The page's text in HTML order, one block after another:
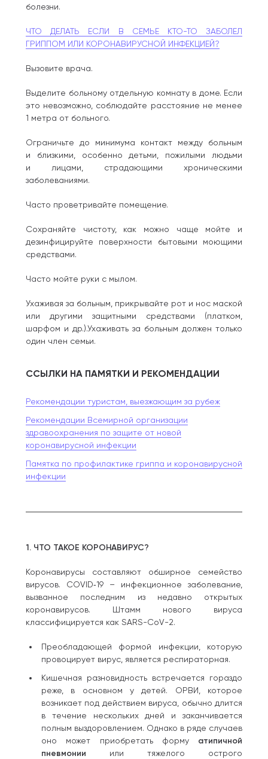
болезни.
ЧТО ДЕЛАТЬ ЕСЛИ В СЕМЬЕ КТО-ТО ЗАБОЛЕЛ
ГРИППОМ ИЛИ КОРОНАВИРУСНОЙ ИНФЕКЦИЕЙ?
Вызовите врача.
Выделите больному отдельную комнату в доме. Если
это невозможно, соблюдайте расстояние не менее
1 метра от больного.
Ограничьте до минимума контакт между больным
и близкими, особенно детьми, пожилыми людьми
и лицами, страдающими хроническими
заболеваниями.
Часто проветривайте помещение.
Сохраняйте чистоту, как можно чаще мойте и
дезинфицируйте поверхности бытовыми моющими
средствами.
Часто мойте руки с мылом.
Ухаживая за больным, прикрывайте рот и нос маской
или другими защитными средствами (платком,
шарфом и др.).Ухаживать за больным должен только
один член семьи.
ССЫЛКИ НА ПАМЯТКИ И РЕКОМЕНДАЦИИ
Рекомендации туристам, выезжающим за рубеж
Рекомендации Всемирной организации
здравоохранения по защите от новой
коронавирусной инфекции
Памятка по профилактике гриппа и коронавирусной
инфекции
1. ЧТО ТАКОЕ КОРОНАВИРУС?
Коронавирусы составляют обширное семейство
вирусов. COVID‑19 – инфекционное заболевание,
вызванное последним из недавно открытых
коронавирусов. Штамм нового вируса
классифицируется как SARS-CoV-2.
Преобладающей формой инфекции, которую
провоцирует вирус, является респираторная.
Кишечная разновидность встречается гораздо
реже, в основном у детей. ОРВИ, которое
возникает под действием вируса, обычно длится
в течение нескольких дней и заканчивается
полным выздоровлением. Однако в ряде случаев
оно может приобретать форму атипичной
пневмонии или тяжелого острого